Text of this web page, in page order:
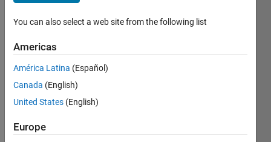
years
Active
2023
Followers:
Following:
You can also select a web site from the following list
Americas
América Latina (Español)
Canada (English)
United States (English)
Europe